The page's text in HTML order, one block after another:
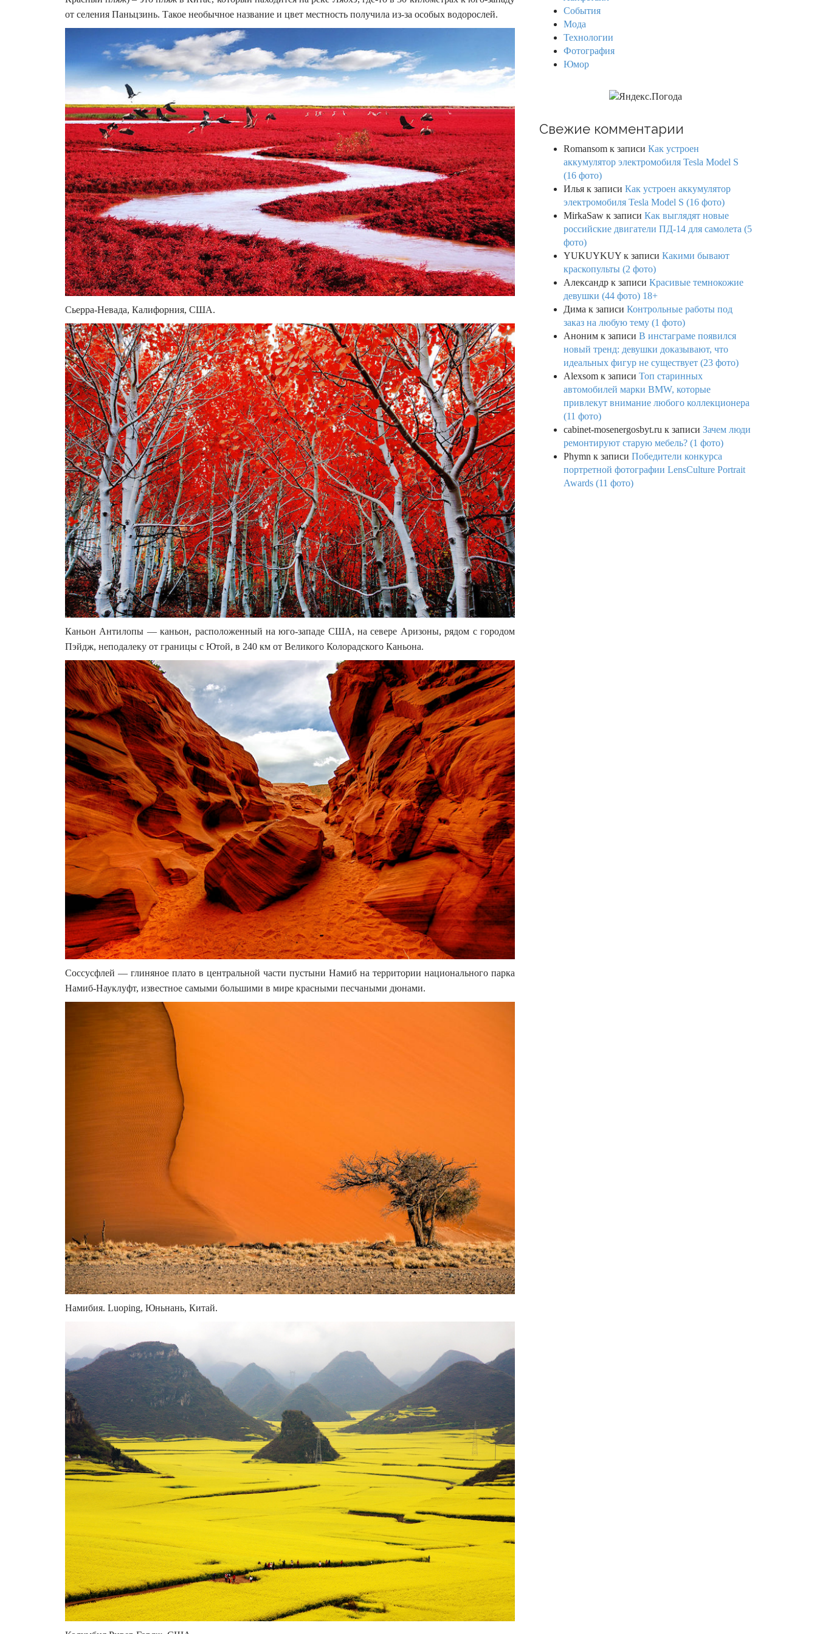
от селения Паньцзинь. Такое необычное название и цвет местность получила из-за особых водорослей.
Сьерра-Невада, Калифорния, США.
Каньон Антилопы — каньон, расположенный на юго-западе США, на севере Аризоны, рядом с городом
Пэйдж, неподалеку от границы с Ютой, в 240 км от Великого Колорадского Каньона.
Соссусфлей — глиняное плато в центральной части пустыни Намиб на территории национального парка
Намиб-Науклуфт, известное самыми большими в мире красными песчаными дюнами.
Намибия. Luoping, Юньнань, Китай.
События
Мода
Технологии
Фотография
Юмор
Свежие комментарии
Romansom к записи Как устроен
аккумулятор электромобиля Tesla Model S
(16 фото)
Илья к записи Как устроен аккумулятор
электромобиля Tesla Model S (16 фото)
MirkaSaw к записи Как выглядят новые
российские двигатели ПД-14 для самолета (5
фото)
YUKUYKUY к записи Какими бывают
краскопульты (2 фото)
Александр к записи Красивые темнокожие
девушки (44 фото) 18+
Дима к записи Контрольные работы под
заказ на любую тему (1 фото)
Аноним к записи В инстаграме появился
новый тренд: девушки доказывают, что
идеальных фигур не существует (23 фото)
Alexsom к записи Топ старинных
автомобилей марки BMW, которые
привлекут внимание любого коллекционера
(11 фото)
cabinet-mosenergosbyt.ru к записи Зачем люди
ремонтируют старую мебель? (1 фото)
Phymn к записи Победители конкурса
портретной фотографии LensCulture Portrait
Awards (11 фото)